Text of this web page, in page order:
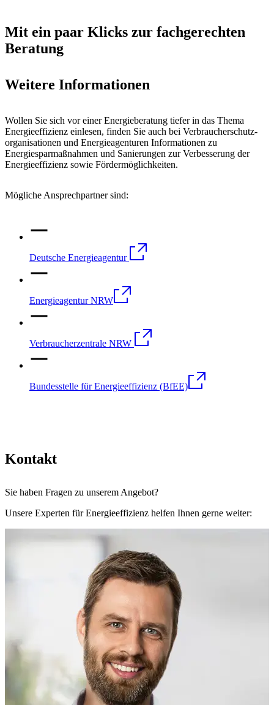
Mit ein paar Klicks zur fachgerechten
Beratung
Weitere Informationen
Wollen Sie sich vor einer Energieberatung tiefer in das Thema
Energieeffizienz einlesen, finden Sie auch bei Ver­braucher­schutz­
orga­nisati­onen und Energie­agenturen Informationen zu
Energiesparmaßnahmen und Sanierungen zur Verbesserung der
Energieeffizienz sowie Fördermöglichkeiten.
Mögliche Ansprechpartner sind:
Deutsche Energieagentur
Energieagentur NRW
Verbraucherzentrale NRW
Bundesstelle für Energieeffizienz (BfEE)
Kontakt
Sie haben Fragen zu unserem Angebot?
Unsere Experten für Energieeffizienz helfen Ihnen gerne weiter: